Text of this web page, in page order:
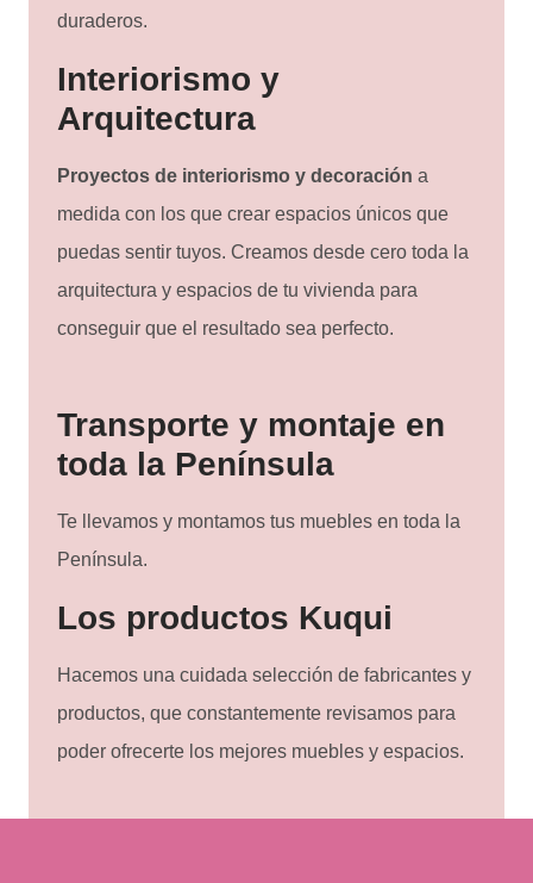
duraderos.
Interiorismo y
Arquitectura
Proyectos de interiorismo y decoración a
medida con los que crear espacios únicos que
puedas sentir tuyos. Creamos desde cero toda la
arquitectura y espacios de tu vivienda para
conseguir que el resultado sea perfecto.
Transporte y montaje en
toda la Península
Te llevamos y montamos tus muebles en toda la
Península.
Los productos Kuqui
Hacemos una cuidada selección de fabricantes y
productos, que constantemente revisamos para
poder ofrecerte los mejores muebles y espacios.